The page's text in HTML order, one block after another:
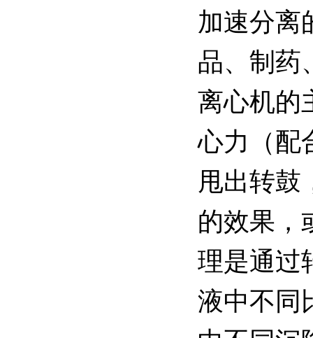
加速分离
品、制药
离心机的
心力（配
甩出转鼓
的效果，
理是通过
液中不同